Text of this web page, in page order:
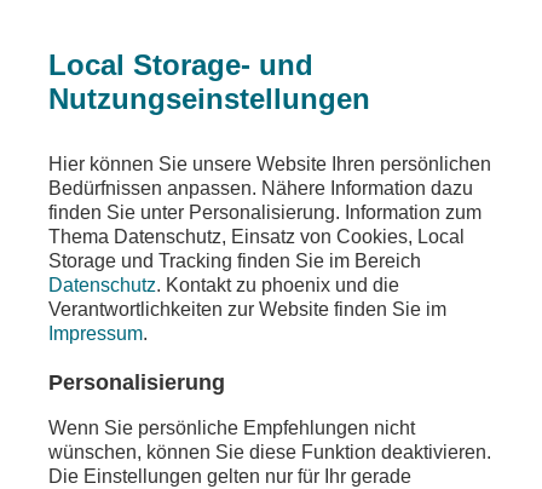
Ein Fehler ist aufgetreten
Die angeforderte Seite wurde nicht gefunden
Die von Ihnen gewünschten Inhalte sind unter der
aufgerufenen Adresse nicht oder auch nicht mehr
vorhanden. Möglicherweise haben Sie einen
veralteten Link oder ein altes Lesezeichen
Besuchen Sie unsereHomepage, um sich über
unser aktuelles Angebot zu informieren.
Local Storage- und
Nutzungseinstellungen
Hier können Sie unsere Website Ihren persönlichen
Bedürfnissen anpassen. Nähere Information dazu
finden Sie unter Personalisierung. Information zum
Thema Datenschutz, Einsatz von Cookies, Local
Storage und Tracking finden Sie im Bereich
Datenschutz. Kontakt zu phoenix und die
Verantwortlichkeiten zur Website finden Sie im
Impressum.
Personalisierung
Wenn Sie persönliche Empfehlungen nicht
wünschen, können Sie diese Funktion deaktivieren.
Die Einstellungen gelten nur für Ihr gerade